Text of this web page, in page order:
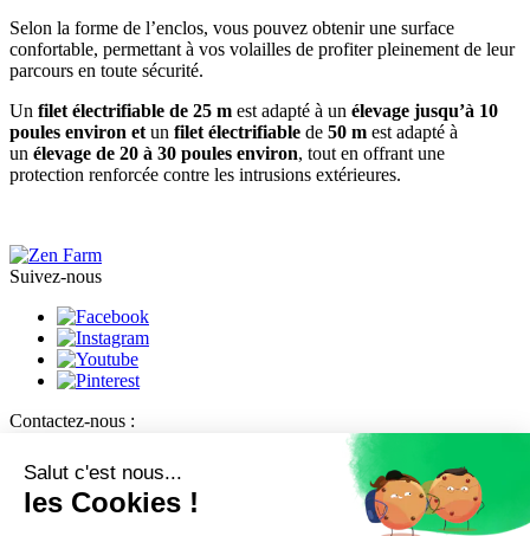
Selon la forme de l’enclos, vous pouvez obtenir une surface
confortable, permettant à vos volailles de profiter pleinement de leur
parcours en toute sécurité.
Un filet électrifiable de 25 m est adapté à un élevage jusqu’à 10
poules environ et un filet électrifiable de 50 m est adapté à
un élevage de 20 à 30 poules environ, tout en offrant une
protection renforcée contre les intrusions extérieures.
Suivez-nous
Contactez-nous :
Formulaire de contact
Copyright © 2026 Zen Farm
Salut c'est nous...
les Cookies !